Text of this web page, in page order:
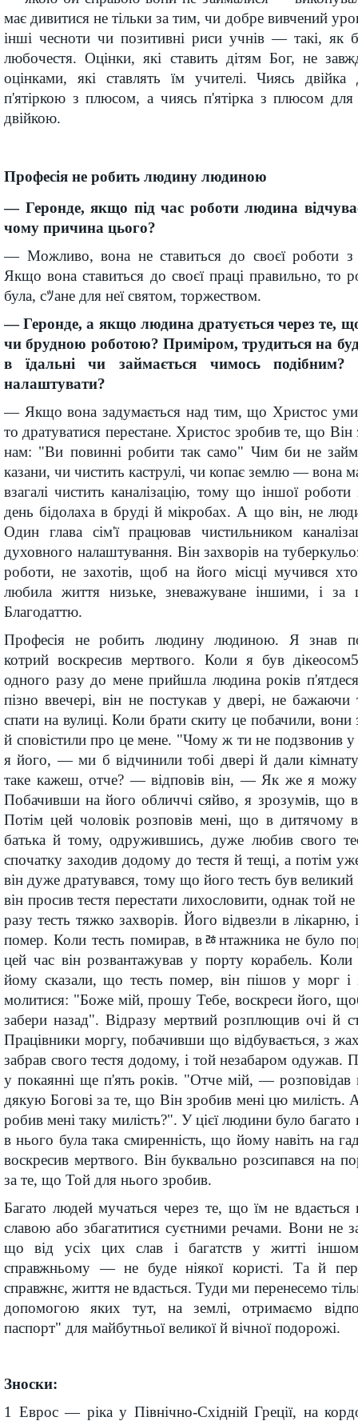
має дивитися не тільки за тим, чи добре вивчений
інші чесноти чи позитивні риси учнів — такі, як
любочестя. Оцінки, які ставить дітям Бог, не
оцінками, які ставлять їм учителі. Чиясь
п'ятіркою з плюсом, а чиясь п'ятірка з плюсом
двійкою.
Професія не робить людину людиною
— Геронде, якщо під час роботи людина
чому причина цього?
— Можливо, вона не ставиться до своєї роботи
Якщо вона ставиться до своєї праці правильно, то
була, сﾂане для неї святом, торжеством.
— Геронде, а якщо людина дратується через те,
чи брудною роботою? Приміром, трудиться на
в їдальні чи займається чимось
налаштувати?
— Якщо вона задумається над тим, що Христос
то дратуватися перестане. Христос зробив те, що
нам: "Ви повинні робити так само" Чим би не
казани, чи чистить каструлі, чи копає землю — вона
взагалі чистить каналізацію, тому що іншої
день бідолаха в бруді й мікробах. А що він, не
Один глава сім'ї працював чистильником
духовного налаштування. Він захворів на
роботи, не захотів, щоб на його місці мучився
любила життя низьке, зневажуване іншими, і за
Благодаттю.
Професія не робить людину людиною. Я знав
котрий воскресив мертвого. Коли я був
одного разу до мене прийшла людина років
пізно ввечері, він не постукав у двері, не бажаючи
спати на вулиці. Коли брати скиту це побачили, вони
й сповістили про це мене. "Чому ж ти не подзвонив
я його, — ми б відчинили тобі двері й дали
таке кажеш, отче? — відповів він, — Як же я можу
Побачивши на його обличчі сяйво, я зрозумів, що
Потім цей чоловік розповів мені, що в дитячому
батька й тому, одружившись, дуже любив свого
спочатку заходив додому до тестя й тещі, а потім
він дуже дратувався, тому що його тесть був великий
він просив тестя перестати лихословити, однак той
разу тесть тяжко захворів. Його відвезли в лікарню,
помер. Коли тесть помирав, вﾰнтажника не було
цей час він розвантажував у порту корабель.
йому сказали, що тесть помер, він пішов у морг і
молитися: "Боже мій, прошу Тебе, воскреси його,
забери назад". Відразу мертвий розплющив очі й
Працівники моргу, побачивши що відбувається, з
забрав свого тестя додому, і той незабаром одужав.
у покаянні ще п'ять років. "Отче мій, —
дякую Богові за те, що Він зробив мені цю милість.
робив мені таку милість?". У цієї людини було
в нього була така смиренність, що йому навіть на
воскресив мертвого. Він буквально розсипався на
за те, що Той для нього зробив.
Багато людей мучаться через те, що їм не вдається
славою або збагатитися суєтними речами. Вони не
що від усіх цих слав і багатств у житті
справжньому — не буде ніякої користі. Та й
справжнє, життя не вдасться. Туди ми перенесемо
допомогою яких тут, на землі, отримаємо
паспорт" для майбутньої великої й вічної подорожі.
Зноски:
1 Еврос — ріка у Північно-Східній Греції, на